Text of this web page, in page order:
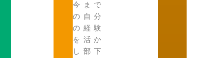
今まで
の自分
の経験
を活か
し部下